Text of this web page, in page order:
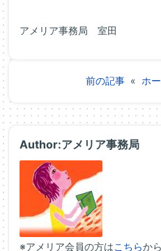
アメリア事務局 室田
前の記事 « ホ
Author:アメリア事務局
※アメリア会員の方はこちらか